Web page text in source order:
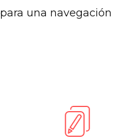
para una